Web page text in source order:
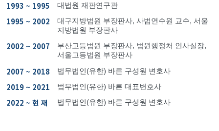
1993 ~ 1995 대법원 재판연구관
1995 ~ 2002
대구지방법원 부장판사, 사법연수원 교수, 서울
지방법원 부장판사
2002 ~ 2007
부산고등법원 부장판사, 법원행정처 인사실장,
서울고등법원 부장판사
2007 ~ 2018 법무법인(유한) 바른 구성원 변호사
2019 ~ 2021 법무법인(유한) 바른 대표변호사
2022 ~ 현 재 법무법인(유한) 바른 구성원 변호사